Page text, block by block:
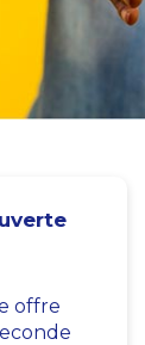
offre